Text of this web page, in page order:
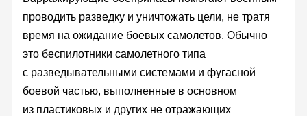
проводить разведку и уничтожать цели, не тратя
время на ожидание боевых самолетов. Обычно
это беспилотники самолетного типа
с разведывательными системами и фугасной
боевой частью, выполненные в основном
из пластиковых и других не отражающих